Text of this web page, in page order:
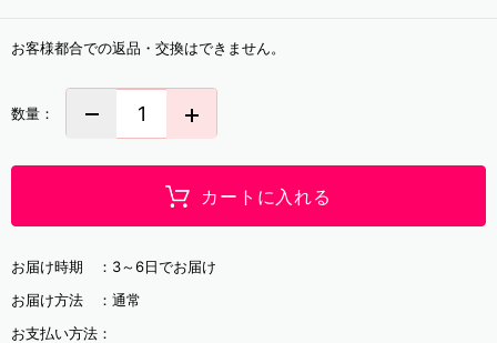
お客様都合での返品・交換はできません。
数量：
カートに入れる
お届け時期 ： 3～6日でお届け
お届け方法 ： 通常
お支払い方法：